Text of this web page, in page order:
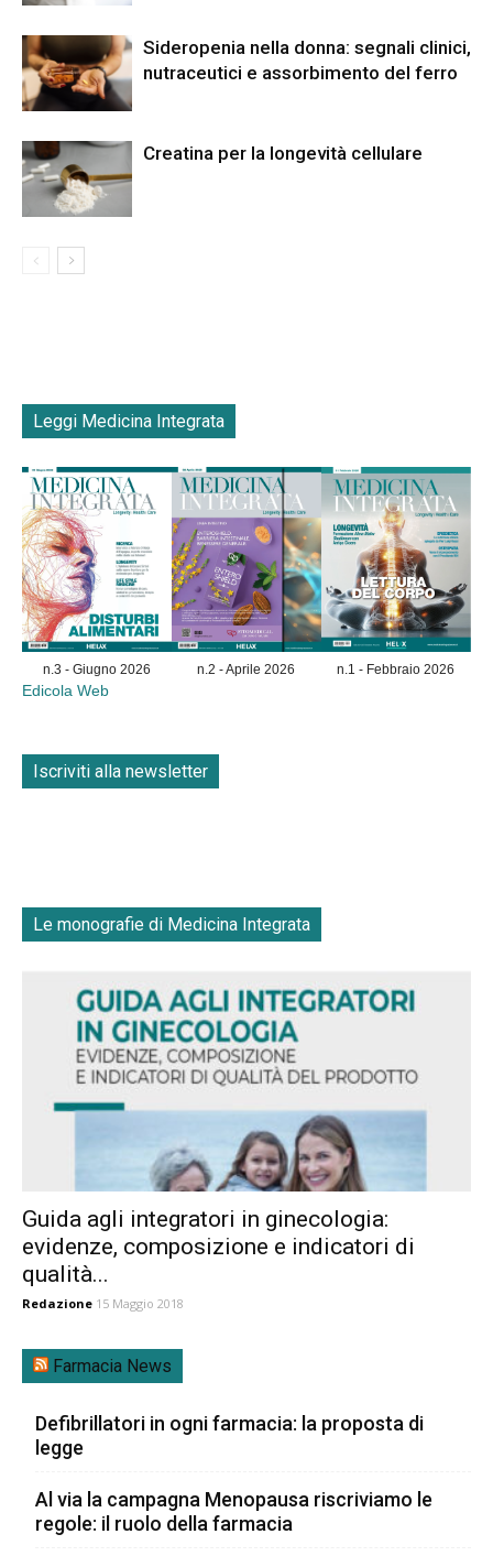
Sideropenia nella donna: segnali clinici,
nutraceutici e assorbimento del ferro
Creatina per la longevità cellulare
Leggi Medicina Integrata
n.3 - Giugno 2026 n.2 - Aprile 2026 n.1 - Febbraio 2026
Edicola Web
Iscriviti alla newsletter
Le monografie di Medicina Integrata
Guida agli integratori in ginecologia:
evidenze, composizione e indicatori di
qualità...
Redazione 15 Maggio 2018
Farmacia News
Defibrillatori in ogni farmacia: la proposta di
legge
Al via la campagna Menopausa riscriviamo le
regole: il ruolo della farmacia